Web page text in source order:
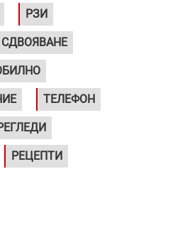
РЗИ
СДВОЯВАНЕ
ТЕЛЕФОН
РЕЦЕПТИ